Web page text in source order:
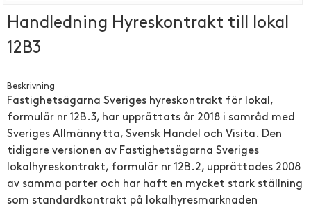
Handledning Hyreskontrakt till lokal
12B3
Beskrivning
Fastighets­ägarna Sveriges hyreskontr­akt för lokal,
formulär nr 12B.3, har upprättats år 2018 i samråd med
Sveriges Allmännytt­a, Svensk Handel och Visita. Den
tidigare versionen av Fastighets­ägarna Sveriges
lokalhyres­kontrakt, formulär nr 12B.2, upprättade­s 2008
av samma parter och har haft en mycket stark ställning
som standardko­ntrakt på lokalhyres­marknaden